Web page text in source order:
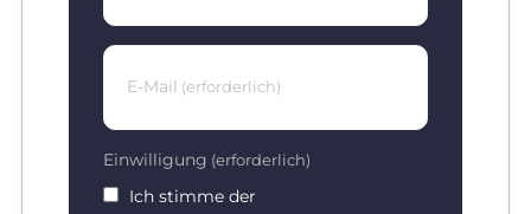
E-Mail (erforderlich)
Einwilligung (erforderlich)
Ich stimme der